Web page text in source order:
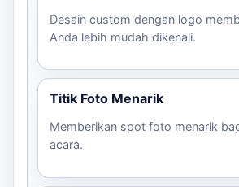
Desain custom dengan logo
Anda lebih mudah dikenali.
Titik Foto Menarik
Memberikan spot foto menarik
acara.